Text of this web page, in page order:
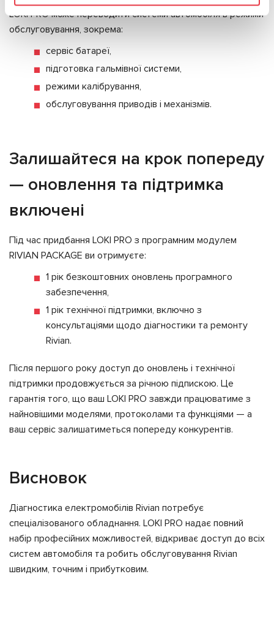
LOKI PRO може переводити системи автомобіля в режими
обслуговування, зокрема:
сервіс батареї,
підготовка гальмівної системи,
режими калібрування,
обслуговування приводів і механізмів.
Залишайтеся на крок попереду
— оновлення та підтримка
включені
Під час придбання LOKI PRO з програмним модулем
RIVIAN PACKAGE ви отримуєте:
1 рік безкоштовних оновлень програмного
забезпечення,
1 рік технічної підтримки, включно з
консультаціями щодо діагностики та ремонту
Rivian.
Після першого року доступ до оновлень і технічної
підтримки продовжується за річною підпискою. Це
гарантія того, що ваш LOKI PRO завжди працюватиме з
найновішими моделями, протоколами та функціями — а
ваш сервіс залишатиметься попереду конкурентів.
Висновок
Діагностика електромобілів Rivian потребує
спеціалізованого обладнання. LOKI PRO надає повний
набір професійних можливостей, відкриває доступ до всіх
систем автомобіля та робить обслуговування Rivian
швидким, точним і прибутковим.